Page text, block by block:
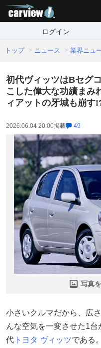
ログイン
トップ ニュース 業界ニュ
初代ヴィッツはBセグ
こした偉大な功績まみ
ィアットの牙城も崩す
2026.06.04 20:00掲載 49
写真
小さいクルマだから、広
んな空気を一変させた1
代 トヨタ ヴィッツである